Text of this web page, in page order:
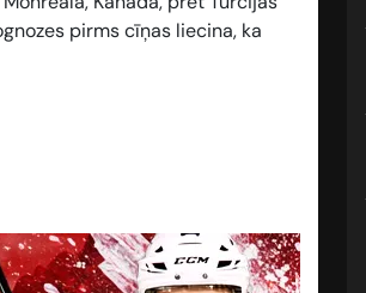
pirms cīņas liecina, ka